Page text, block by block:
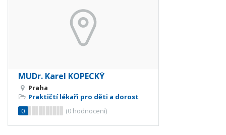
MUDr. Karel KOPECKÝ
Praha
Praktičtí lékaři pro děti a dorost
0
(0 hodnocení)